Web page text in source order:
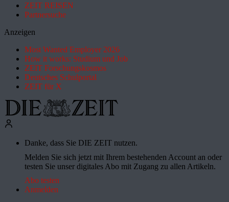
ZEIT REISEN
Partnersuche
Anzeigen
Most Wanted Employer 2026
How it works: Studium und Job
ZEIT Forschungskosmos
Deutsches Schulportal
ZEIT für X
Danke, dass Sie DIE ZEIT nutzen.
Melden Sie sich jetzt mit Ihrem bestehenden Account an oder
testen Sie unser digitales Abo mit Zugang zu allen Artikeln.
Abo testen
Anmelden